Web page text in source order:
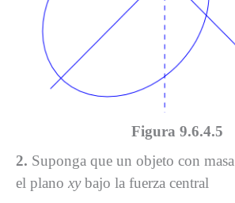
Figura 9.6.4.5
2. Suponga que un objeto con masa
el plano xybajo la fuerza central